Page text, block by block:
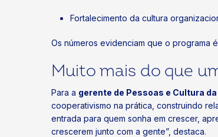
Fortalecimento da cultura
Os números evidenciam que o programa
Muito mais do que
Para a gerente de Pessoas e Cultura da
cooperativismo na prática, construindo
entrada para quem sonha em crescer,
crescerem junto com a gente”, destaca.